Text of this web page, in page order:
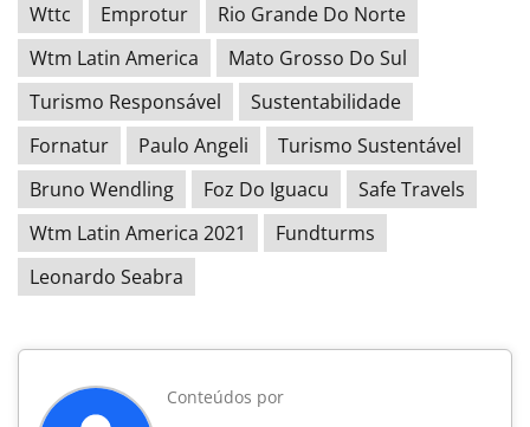
Wttc Emprotur
Rio Grande Do Norte
Wtm Latin America
Mato Grosso Do Sul
Turismo Responsável
Sustentabilidade
Fornatur
Paulo Angeli
Turismo Sustentável
Bruno Wendling
Foz Do Iguacu
Safe Travels
Wtm Latin America 2021
Fundturms
Leonardo Seabra
Conteúdos por